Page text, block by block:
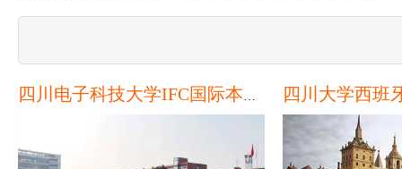
四川电子科技大学IFC国际本科留学预科